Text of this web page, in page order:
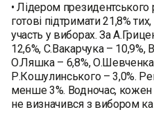
• Лідером
готові підтримати 21,8%
участь у виборах. За
12,6%, С.Вакарчука – 10,9%,
О.Ляшка – 6,8%, О.Шевченка
Р.Кошулинського – 3,0%.
менше 3%. Водночас,
не визначився з вибором